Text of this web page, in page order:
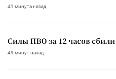
41 минута назад
Силы ПВО за 12 часов
49 минут назад